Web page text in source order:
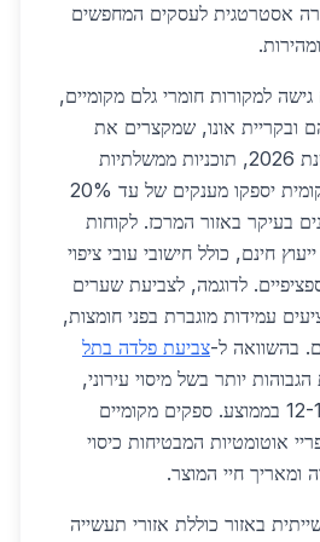
אסטרטגית לעסקים המחפשים
גישה למקורות חומרי גלם מקומיים,
ובקריית אונו, שמקצרים את
שרשרת האספקה. בשנת 2026, תוכניות ממשלתיות
לתמיכה בתעשייה המקומית יספקו מענקים של עד 20%
בעיקר באזור המרכז. לקוחות
חינם, כולל חישובי עובי ציפוי
לדוגמה, לצביעת שערים
עמידות מוגברת בפני חומצות,
צביעת פלדה בתל
יותר בשל מיסוי עירוני,
כפר סבא חוסכת 12-18% בממוצע. ספקים מקומיים
אוטומטיות המבטיחות כיסוי
ומאריך חיי המוצר.
באזור כוללת אזורי תעשייה